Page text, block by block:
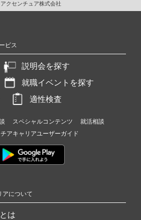
アクセンチュア株式会社
ビス
説明会を探す
就職イベントを探す
適性検査
スペシャルコンテンツ
就活相談
チアキャリアユーザーガイド
アについて
は